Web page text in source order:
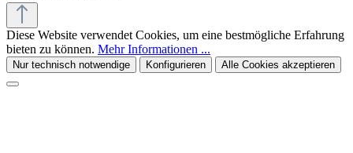
Diese Website verwendet Cookies, um eine bestmögliche Erfahrung
bieten zu können. Mehr Informationen ...
Nur technisch notwendige Konfigurieren Alle Cookies akzeptieren